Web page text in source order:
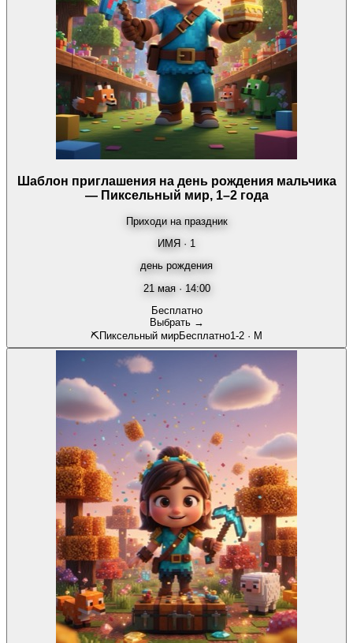
Шаблон приглашения на день рождения мальчика
— Пиксельный мир, 1–2 года
Приходи на праздник
ИМЯ · 1
день рождения
21 мая · 14:00
Бесплатно
Выбрать →
⛏️Пиксельный мирБесплатно1-2 · М